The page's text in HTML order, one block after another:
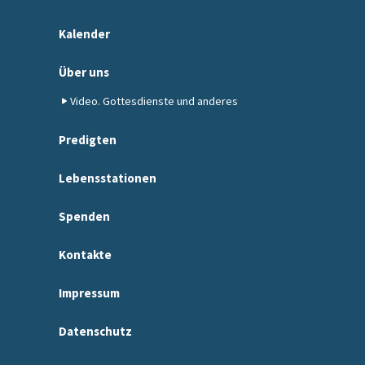
Kalender
Über uns
Video. Gottesdienste und anderes
Predigten
Lebensstationen
Spenden
Kontakte
Impressum
Datenschutz